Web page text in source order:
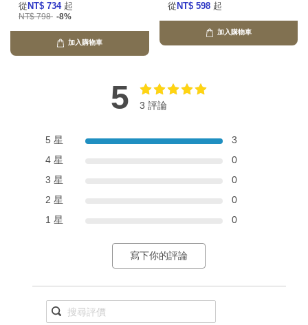
從 NT$ 734 起
NT$ 798 -8%
加入購物車
從 NT$ 598 起
加入購物車
5 3 評論
5 星
3
4 星
0
3 星
0
2 星
0
1 星
0
寫下你的評論